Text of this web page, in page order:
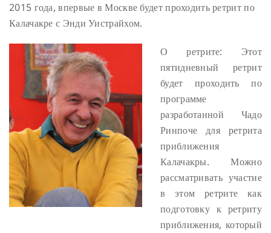
2015 года, впервые в Москве будет проходить ретрит по
Калачакре с Энди Уистрайхом.
О ретрите: Этот
пятидневный ретрит
будет проходить по
программе
разработанной Чадо
Ринпоче для ретрита
приближения
Калачакры. Можно
рассматривать участие
в этом ретрите как
подготовку к ретриту
приближения, который